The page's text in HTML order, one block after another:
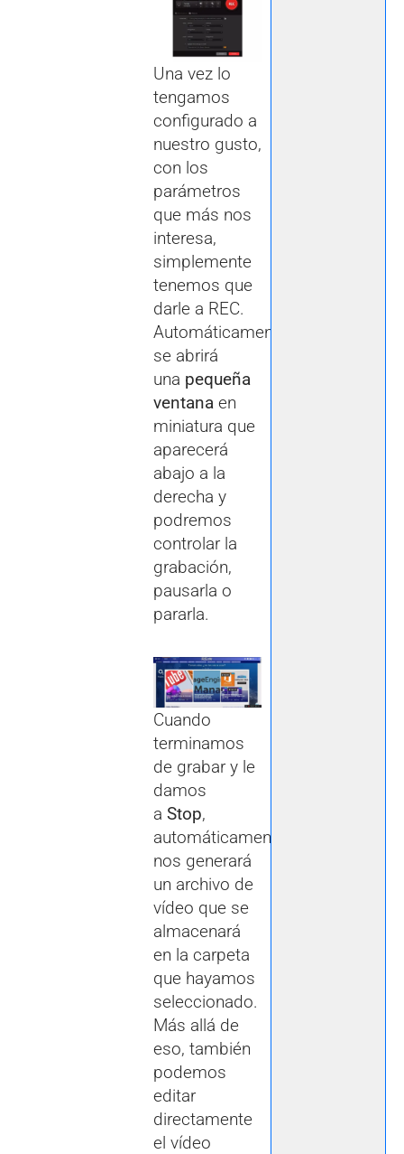
Una vez lo
tengamos
configurado a
nuestro gusto,
con los
parámetros
que más nos
interesa,
simplemente
tenemos que
darle a REC.
Automáticamente
se abrirá
una pequeña
ventana en
miniatura que
aparecerá
abajo a la
derecha y
podremos
controlar la
grabación,
pausarla o
pararla.
Cuando
terminamos
de grabar y le
damos
aStop,
automáticamente
nos generará
un archivo de
vídeo que se
almacenará
en la carpeta
que hayamos
seleccionado.
Más allá de
eso, también
podemos
editar
directamente
el vídeo